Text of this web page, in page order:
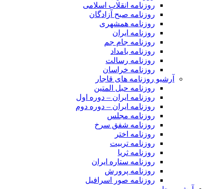
روزنامه انقلاب اسلامی
روزنامه صبح آزادگان
روزنامه همشهری
روزنامه ایران
روزنامه جام جم
روزنامه بامداد
روزنامه رسالت
روزنامه خراسان
آرشیو روزنامه های قاجار
روزنامه حبل المتین
روزنامه ایران – دوره اول
روزنامه ایران – دوره دوم
روزنامه مجلس
روزنامه شفق سرخ
روزنامه اختر
روزنامه تربیت
روزنامه ثریا
روزنامه ستاره ایران
روزنامه پرورش
روزنامه صور اسرافیل